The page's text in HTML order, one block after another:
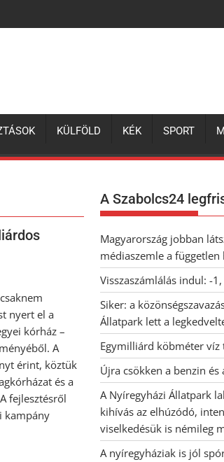
KÜLFÖLD KÉK SPORT
nyert el a
kórház –
A
érint, köztük
és a
fejlesztésről
kampány
A Szabolcs24
Magyarország jobban
médiaszemle a
Visszaszámlálás indul: -1,
Siker: a
Állatpark lett a
Egymilliárd köbméter víz
Újra csökken a benzin és
A Nyíregyházi Állatpark
kihívás az elhúzódó,
viselkedésük is némileg
A nyíregyháziak is jól